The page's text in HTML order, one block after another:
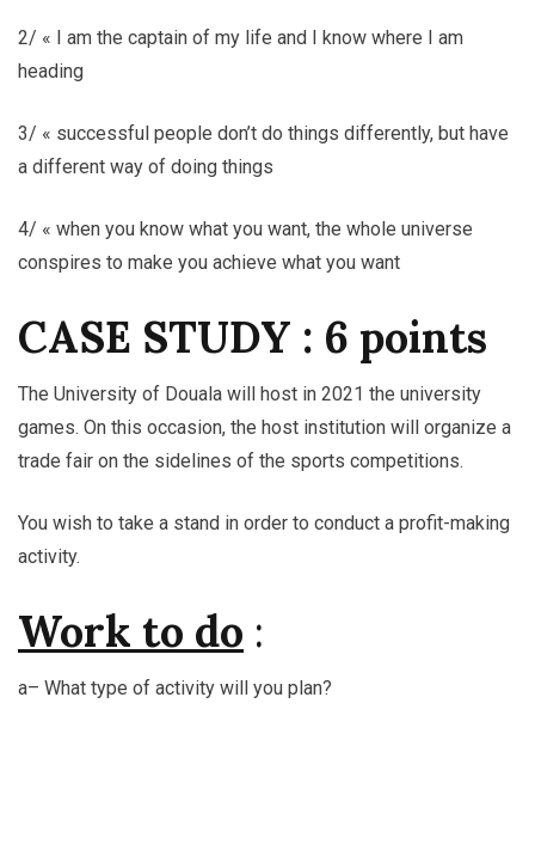
2/ « I am the captain of my life and I know where I am
heading
3/ « successful people don’t do things differently, but have
a different way of doing things
4/ « when you know what you want, the whole universe
conspires to make you achieve what you want
CASE STUDY : 6 points
The University of Douala will host in 2021 the university
games. On this occasion, the host institution will organize a
trade fair on the sidelines of the sports competitions.
You wish to take a stand in order to conduct a profit-making
activity.
Work to do :
a– What type of activity will you plan?